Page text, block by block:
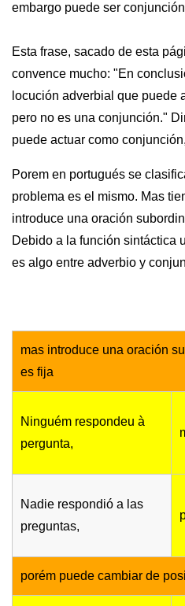
embargo puede ser
Esta frase, sacado de esta
convence mucho: "En
locución adverbial que puede
pero no es una conjunción."
puede actuar como
Porem en portugués se
problema es el mismo. Mas
introduce una oración
Debido a la función sintáctica
es algo entre adverbio y
mas introduce una oración
es fija
Ninguém respondeu à
pergunta,
Nadie respondió a las
preguntas,
porém puede cambiar de